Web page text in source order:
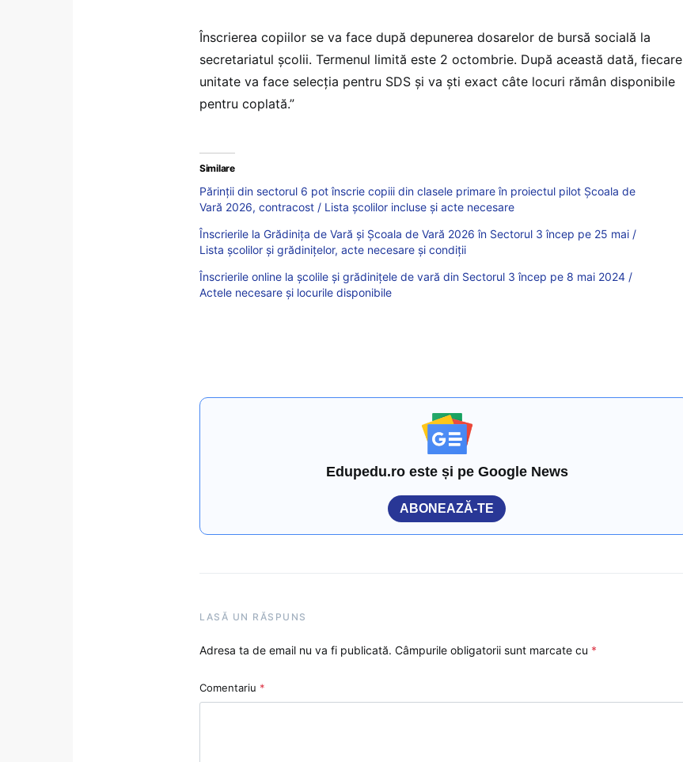
Înscrierea copiilor se va face după depunerea dosarelor de bursă socială la
secretariatul școlii. Termenul limită este 2 octombrie. După această dată, fiecare
unitate va face selecția pentru SDS și va ști exact câte locuri rămân disponibile
pentru coplată.”
Similare
Părinții din sectorul 6 pot înscrie copiii din clasele primare în proiectul pilot Școala de
Vară 2026, contracost / Lista școlilor incluse și acte necesare
Înscrierile la Grădinița de Vară și Școala de Vară 2026 în Sectorul 3 încep pe 25 mai /
Lista școlilor și grădinițelor, acte necesare și condiții
Înscrierile online la școlile și grădinițele de vară din Sectorul 3 încep pe 8 mai 2024 /
Actele necesare și locurile disponibile
Edupedu.ro este și pe Google News
ABONEAZĂ-TE
LASĂ UN RĂSPUNS
Adresa ta de email nu va fi publicată. Câmpurile obligatorii sunt marcate cu *
Comentariu *